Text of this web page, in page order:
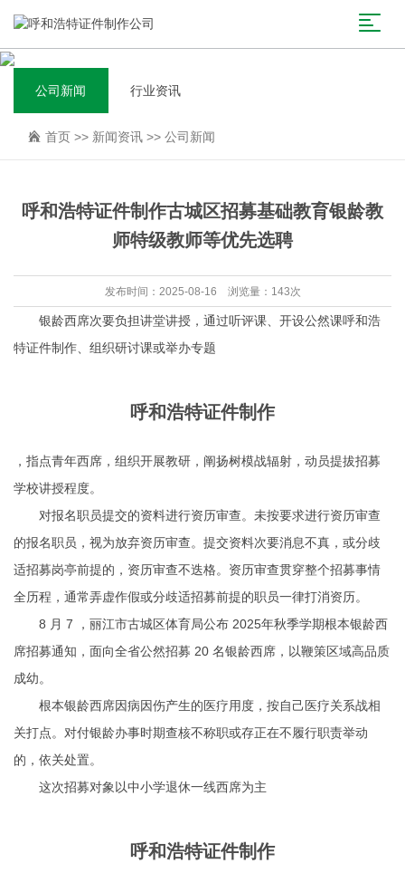
公司新闻 行业资讯
首页 >> 新闻资讯 >> 公司新闻
呼和浩特证件制作古城区招募基础教育银龄教
师特级教师等优先选聘
发布时间：2025-08-16 浏览量：143次
银龄西席次要负担讲堂讲授，通过听评课、开设公然课呼和浩
特证件制作、组织研讨课或举办专题
呼和浩特证件制作
，指点青年西席，组织开展教研，阐扬树模战辐射，动员提拔招募
学校讲授程度。
对报名职员提交的资料进行资历审查。未按要求进行资历审查
的报名职员，视为放弃资历审查。提交资料次要消息不真，或分歧
适招募岗亭前提的，资历审查不迭格。资历审查贯穿整个招募事情
全历程，通常弄虚作假或分歧适招募前提的职员一律打消资历。
8 月 7 ，丽江市古城区体育局公布 2025年秋季学期根本银龄西
席招募通知，面向全省公然招募 20 名银龄西席，以鞭策区域高品质
成幼。
根本银龄西席因病因伤产生的医疗用度，按自己医疗关系战相
关打点。对付银龄办事时期查核不称职或存正在不履行职责举动
的，依关处置。
这次招募对象以中小学退休一线西席为主
呼和浩特证件制作